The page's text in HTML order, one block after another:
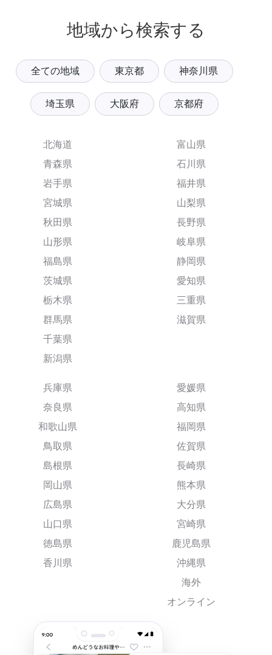
地域から検索する
全ての地域 東京都 神奈川県
埼玉県 大阪府 京都府
北海道
青森県
岩手県
宮城県
秋田県
山形県
福島県
茨城県
栃木県
群馬県
千葉県
新潟県
富山県
石川県
福井県
山梨県
長野県
岐阜県
静岡県
愛知県
三重県
滋賀県
兵庫県
奈良県
和歌山県
鳥取県
島根県
岡山県
広島県
山口県
徳島県
香川県
愛媛県
高知県
福岡県
佐賀県
長崎県
熊本県
大分県
宮崎県
鹿児島県
沖縄県
海外
オンライン